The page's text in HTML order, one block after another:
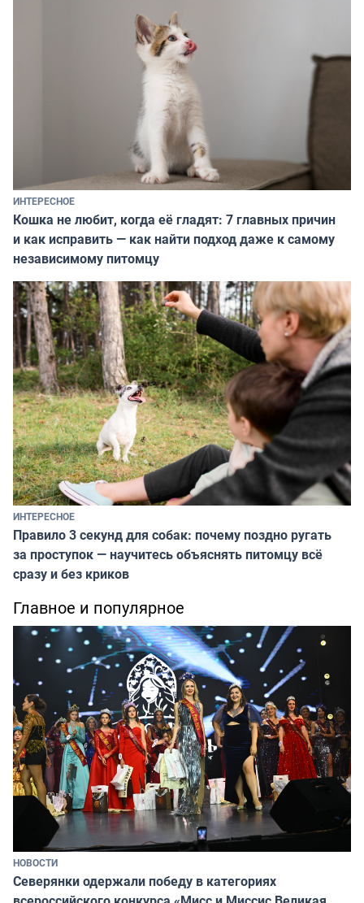
ИНТЕРЕСНОЕ
Кошка не любит, когда её гладят: 7 главных причин
и как исправить — как найти подход даже к самому
независимому питомцу
ИНТЕРЕСНОЕ
Правило 3 секунд для собак: почему поздно ругать
за проступок — научитесь объяснять питомцу всё
сразу и без криков
Главное и популярное
НОВОСТИ
Северянки одержали победу в категориях